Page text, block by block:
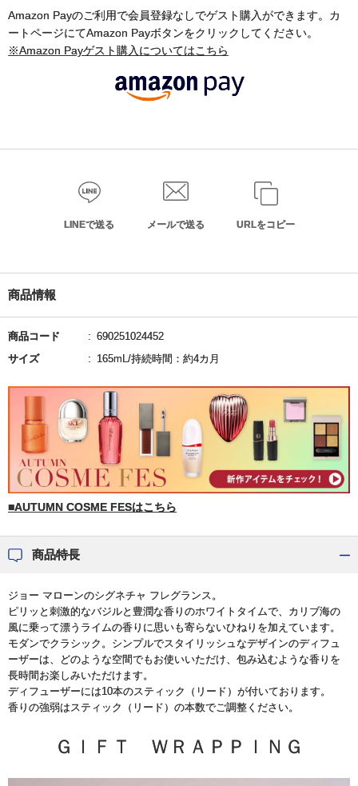
Amazon Payのご利用で会員登録なしでゲスト購入ができます。カ
ートページにてAmazon Payボタンをクリックしてください。
※Amazon Payゲスト購入についてはこちら
LINEで送る メールで送る URLをコピー
商品情報
商品コード
690251024452
サイズ
165mL/持続時間：約4カ月
■AUTUMN COSME FESはこちら
商品特長
ジョー マローンのシグネチャ フレグランス。
ピリッと刺激的なバジルと豊潤な香りのホワイトタイムで、カリブ海の
風に乗って漂うライムの香りに思いも寄らないひねりを加えています。
モダンでクラシック。シンプルでスタイリッシュなデザインのディフュ
ーザーは、どのような空間でもお使いいただけ、包み込むような香りを
長時間お楽しみいただけます。
ディフューザーには10本のスティック（リード）が付いております。
香りの強弱はスティック（リード）の本数でご調整ください。
ＧＩＦＴ ＷＲＡＰＰＩＮＧ